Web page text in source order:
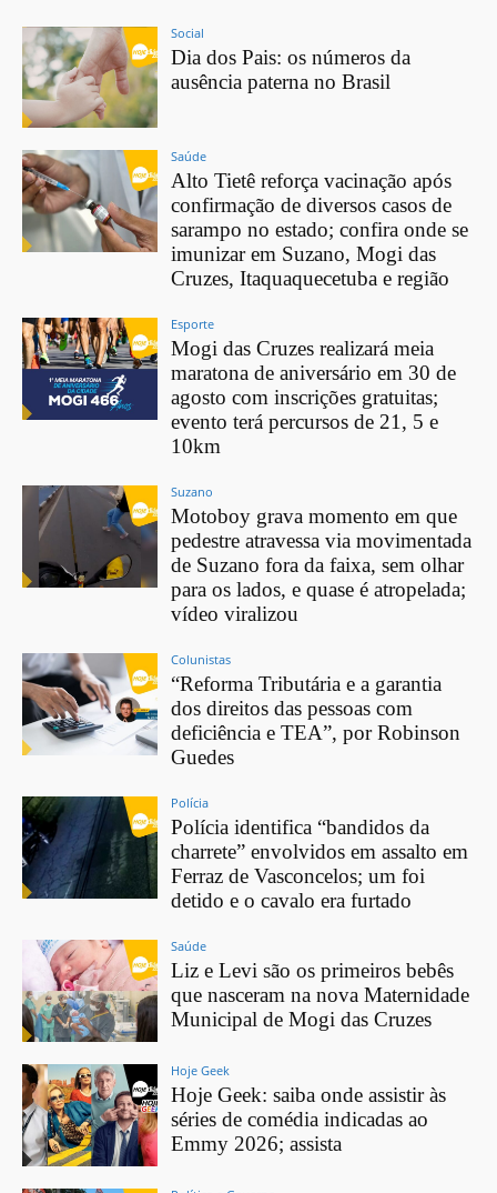
Social
Dia dos Pais: os números da
ausência paterna no Brasil
Saúde
Alto Tietê reforça vacinação após
confirmação de diversos casos de
sarampo no estado; confira onde se
imunizar em Suzano, Mogi das
Cruzes, Itaquaquecetuba e região
Esporte
Mogi das Cruzes realizará meia
maratona de aniversário em 30 de
agosto com inscrições gratuitas;
evento terá percursos de 21, 5 e
10km
Suzano
Motoboy grava momento em que
pedestre atravessa via movimentada
de Suzano fora da faixa, sem olhar
para os lados, e quase é atropelada;
vídeo viralizou
Colunistas
“Reforma Tributária e a garantia
dos direitos das pessoas com
deficiência e TEA”, por Robinson
Guedes
Polícia
Polícia identifica “bandidos da
charrete” envolvidos em assalto em
Ferraz de Vasconcelos; um foi
detido e o cavalo era furtado
Saúde
Liz e Levi são os primeiros bebês
que nasceram na nova Maternidade
Municipal de Mogi das Cruzes
Hoje Geek
Hoje Geek: saiba onde assistir às
séries de comédia indicadas ao
Emmy 2026; assista